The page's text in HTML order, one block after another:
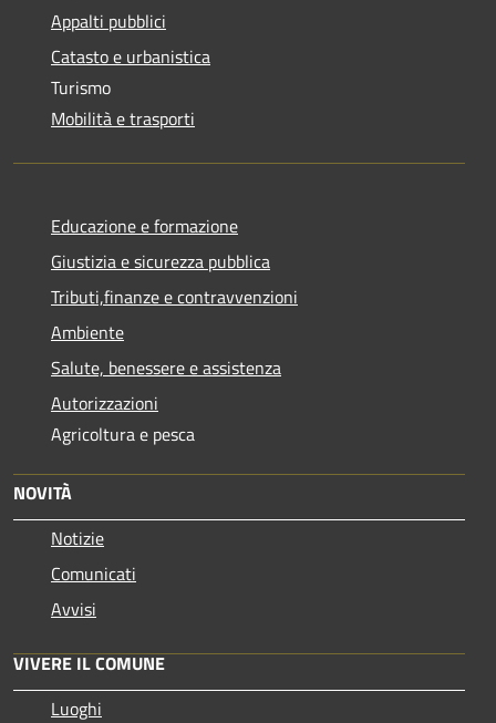
Appalti pubblici
Catasto e urbanistica
Turismo
Mobilità e trasporti
Educazione e formazione
Giustizia e sicurezza pubblica
Tributi,finanze e contravvenzioni
Ambiente
Salute, benessere e assistenza
Autorizzazioni
Agricoltura e pesca
NOVITÀ
Notizie
Comunicati
Avvisi
VIVERE IL COMUNE
Luoghi